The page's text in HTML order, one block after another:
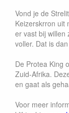
Vond je de
Keizerskrron uit
er vast bij willen
voller. Dat is
De Protea King
Zuid-Afrika.
en gaat als
Voor meer